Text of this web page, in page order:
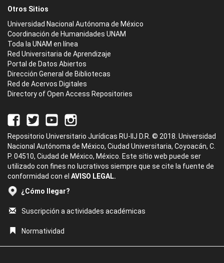
Otros Sitios
Universidad Nacional Autónoma de México
Coordinación de Humanidades UNAM
Toda la UNAM en línea
Red Universitaria de Aprendizaje
Portal de Datos Abiertos
Dirección General de Bibliotecas
Red de Acervos Digitales
Directory of Open Access Repositories
Repositorio Universitario Jurídicas RU-IIJ D.R. © 2018. Universidad
Nacional Autónoma de México, Ciudad Universitaria, Coyoacán, C.
P. 04510, Ciudad de México, México. Este sitio web puede ser
utilizado con fines no lucrativos siempre que se cite la fuente de
conformidad con el AVISO LEGAL.
¿Cómo llegar?
Suscripción a actividades académicas
Normatividad